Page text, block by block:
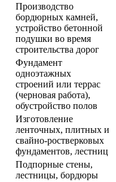
Производство
бордюрных камней,
устройство бетонной
подушки во время
строительства дорог
Фундамент
одноэтажных
строений или террас
(черновая работа),
обустройство полов
Изготовление
ленточных, плитных и
свайно-ростверковых
фундаментов, лестниц
Подпорные стены,
лестницы, бордюры